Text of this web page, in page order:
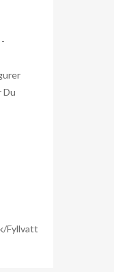
Du
Fyllvatt